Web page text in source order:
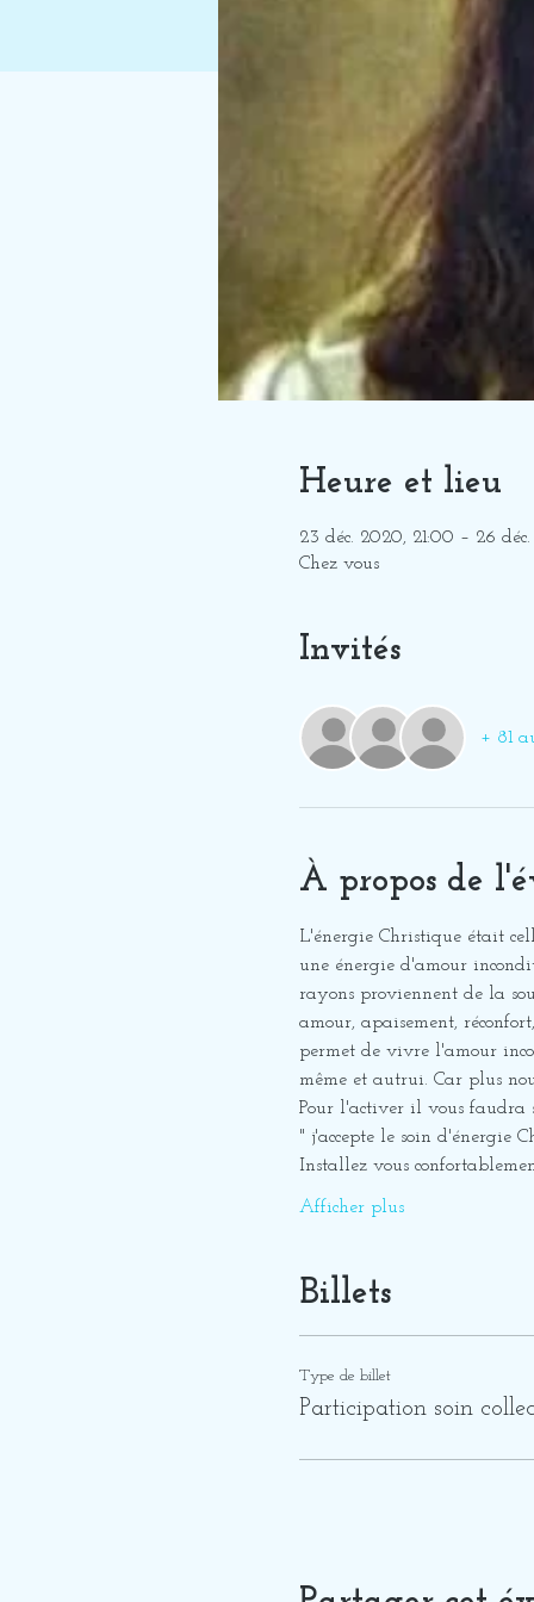
Heure et lieu
23 déc. 2020, 21:00 – 26
Chez vous
Invités
+ 81
À propos de
L'énergie Christique était
une énergie d'amour
rayons proviennent de la
amour, apaisement,
permet de vivre l'amour
même et autrui. Car plus
Pour l'activer il vous faudra
" j'accepte le soin d'énergie
Installez vous
Afficher plus
Billets
Type de billet
Participation soin